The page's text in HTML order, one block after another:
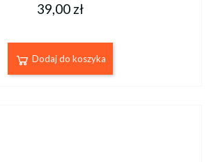
39,00 zł
Dodaj do koszyka